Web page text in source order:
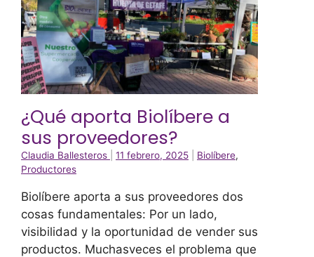
¿Qué aporta Biolíbere a
sus proveedores?
Claudia Ballesteros 11 febrero, 2025 Biolíbere,
Productores
Biolíbere aporta a sus proveedores dos
cosas fundamentales: Por un lado,
visibilidad y la oportunidad de vender sus
productos. Muchasveces el problema que